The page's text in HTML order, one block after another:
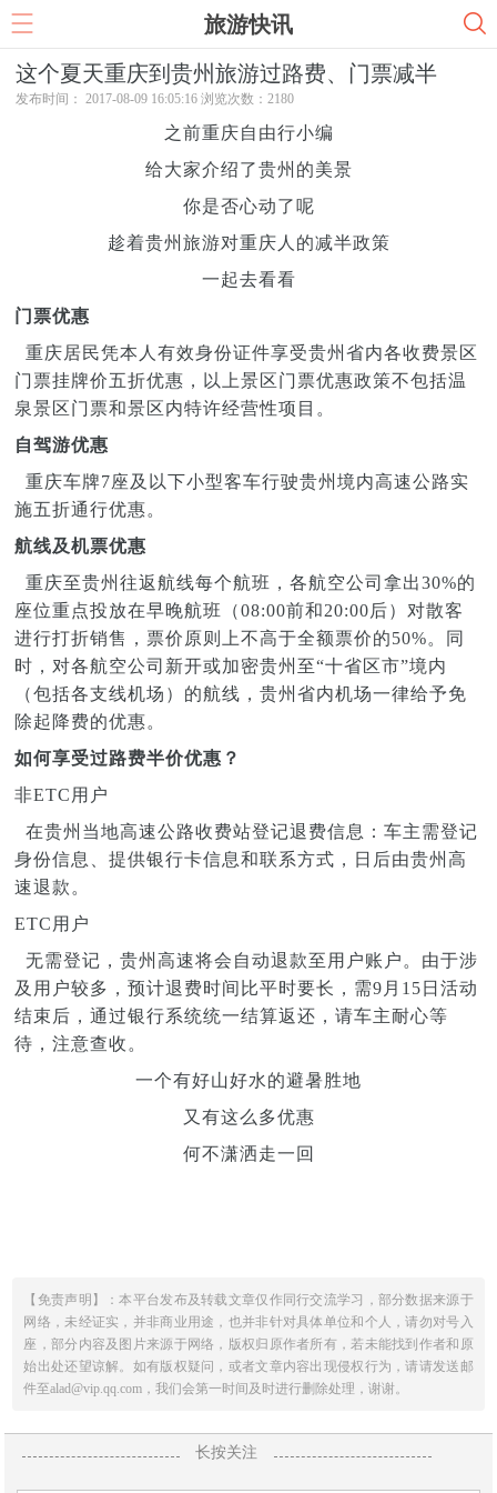
旅游快讯
这个夏天重庆到贵州旅游过路费、门票减半
发布时间： 2017-08-09 16:05:16 浏览次数：2180
之前重庆自由行小编
给大家介绍了贵州的美景
你是否心动了呢
趁着贵州旅游对重庆人的减半政策
一起去看看
门票优惠
重庆居民凭本人有效身份证件享受贵州省内各收费景区
门票挂牌价五折优惠，以上景区门票优惠政策不包括温
泉景区门票和景区内特许经营性项目。
自驾游优惠
重庆车牌7座及以下小型客车行驶贵州境内高速公路实
施五折通行优惠。
航线及机票优惠
重庆至贵州往返航线每个航班，各航空公司拿出30%的
座位重点投放在早晚航班（08:00前和20:00后）对散客
进行打折销售，票价原则上不高于全额票价的50%。同
时，对各航空公司新开或加密贵州至“十省区市”境内
（包括各支线机场）的航线，贵州省内机场一律给予免
除起降费的优惠。
如何享受过路费半价优惠？
非ETC用户
在贵州当地高速公路收费站登记退费信息：车主需登记
身份信息、提供银行卡信息和联系方式，日后由贵州高
速退款。
ETC用户
无需登记，贵州高速将会自动退款至用户账户。由于涉
及用户较多，预计退费时间比平时要长，需9月15日活动
结束后，通过银行系统统一结算返还，请车主耐心等
待，注意查收。
一个有好山好水的避暑胜地
又有这么多优惠
何不潇洒走一回
【免责声明】：本平台发布及转载文章仅作同行交流学习，部分数据来源于
网络，未经证实，并非商业用途，也并非针对具体单位和个人，请勿对号入
座，部分内容及图片来源于网络，版权归原作者所有，若未能找到作者和原
始出处还望谅解。如有版权疑问，或者文章内容出现侵权行为，请请发送邮
件至alad@vip.qq.com，我们会第一时间及时进行删除处理，谢谢。
长按关注